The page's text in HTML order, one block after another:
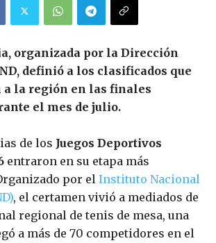
organizada por la Dirección
definió a los clasificados que
la región en las finales
el mes de julio.
de los Juegos Deportivos
entraron en su etapa más
por el Instituto Nacional
, el certamen vivió a mediados de
regional de tenis de mesa, una
a más de 70 competidores en el